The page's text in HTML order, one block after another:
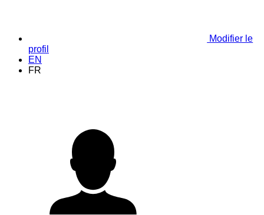
Modifier le
profil
EN
FR